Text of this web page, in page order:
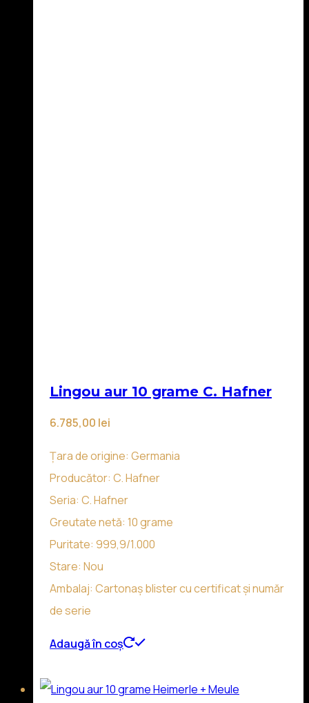
Lingou aur 10 grame C. Hafner
6.785,00 lei
Țara de origine: Germania
Producător: C. Hafner
Seria: C. Hafner
Greutate netă: 10 grame
Puritate: 999,9/1.000
Stare: Nou
Ambalaj: Cartonaș blister cu certificat și număr
de serie
Adaugă în coș